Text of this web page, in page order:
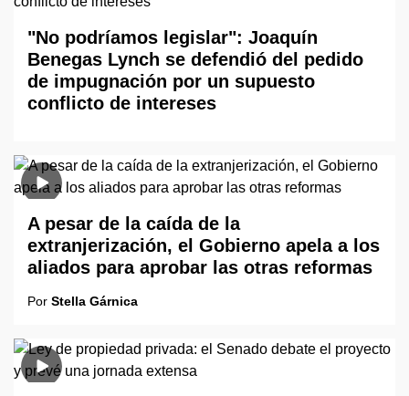
"No podríamos legislar": Joaquín
Benegas Lynch se defendió del pedido
de impugnación por un supuesto
conflicto de intereses
A pesar de la caída de la
extranjerización, el Gobierno apela a los
aliados para aprobar las otras reformas
Por Stella Gárnica